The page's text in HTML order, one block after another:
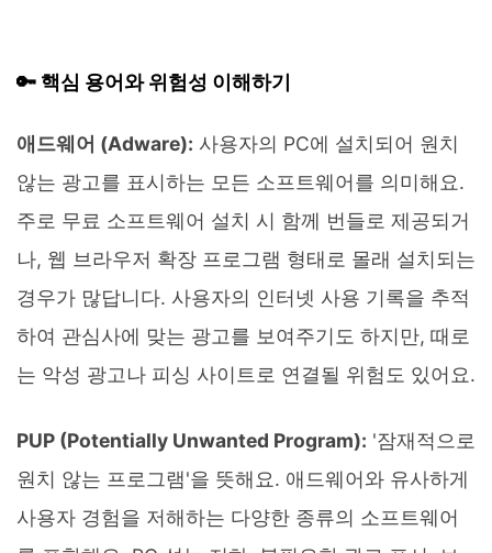
🔑 핵심 용어와 위험성 이해하기
애드웨어 (Adware): 사용자의 PC에 설치되어 원치
않는 광고를 표시하는 모든 소프트웨어를 의미해요.
주로 무료 소프트웨어 설치 시 함께 번들로 제공되거
나, 웹 브라우저 확장 프로그램 형태로 몰래 설치되는
경우가 많답니다. 사용자의 인터넷 사용 기록을 추적
하여 관심사에 맞는 광고를 보여주기도 하지만, 때로
는 악성 광고나 피싱 사이트로 연결될 위험도 있어요.
PUP (Potentially Unwanted Program): '잠재적으로
원치 않는 프로그램'을 뜻해요. 애드웨어와 유사하게
사용자 경험을 저해하는 다양한 종류의 소프트웨어